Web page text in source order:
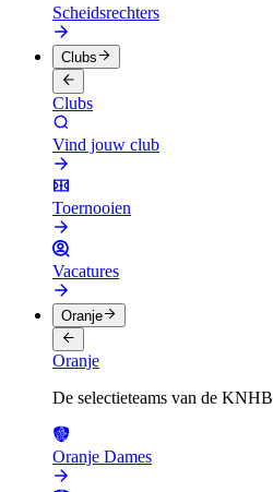
Scheidsrechters
Clubs
Clubs
Vind jouw club
Toernooien
Vacatures
Oranje
Oranje
De selectieteams van de KNHB
Oranje Dames